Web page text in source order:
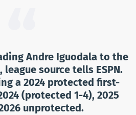
Andre Iguodala to the
source tells ESPN.
a 2024 protected first-
(protected 1-4), 2025
unprotected.